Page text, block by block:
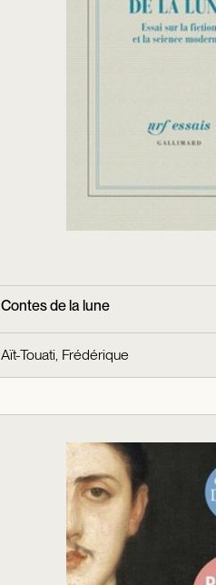
Contes de la lune
Aït-Touati, Frédérique